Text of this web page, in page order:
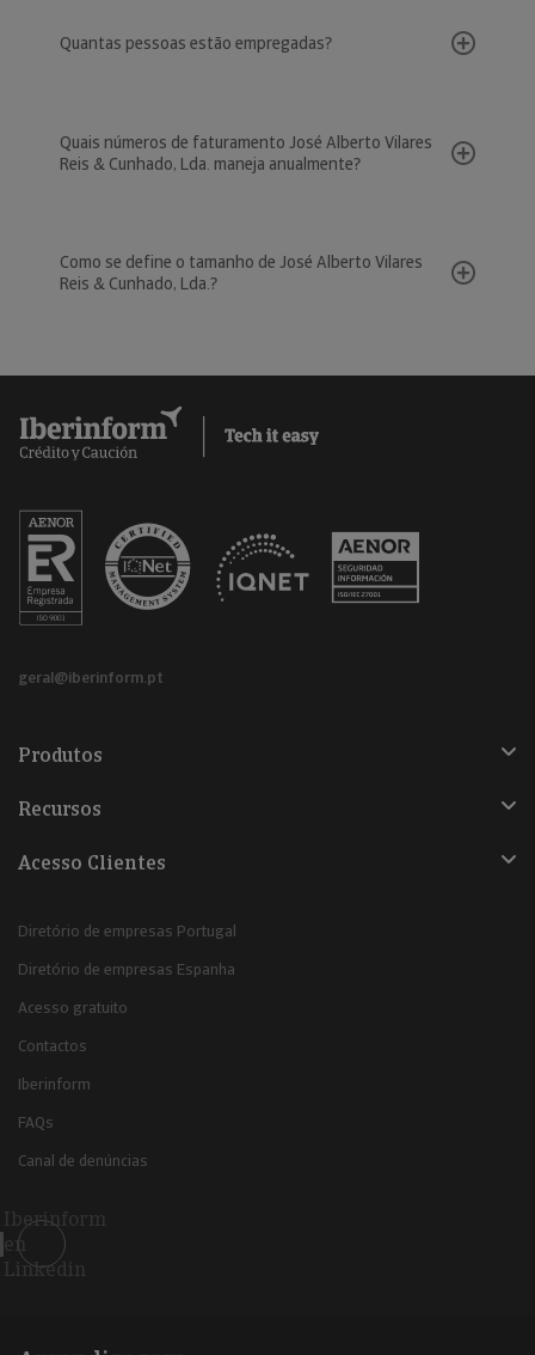
Quantas pessoas estão empregadas?
Quais números de faturamento José Alberto Vilares
Reis & Cunhado, Lda. maneja anualmente?
Como se define o tamanho de José Alberto Vilares
Reis & Cunhado, Lda.?
geral@iberinform.pt
Produtos
Recursos
Acesso Clientes
Diretório de empresas Portugal
Diretório de empresas Espanha
Acesso gratuito
Contactos
Iberinform
FAQs
Canal de denúncias
Iberinform
en
Linkedin